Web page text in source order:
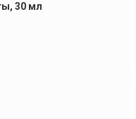
30 мл